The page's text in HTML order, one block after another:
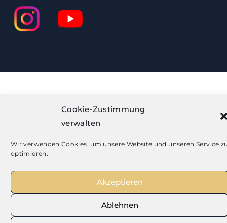
Cookie-Zustimmung
verwalten
Wir verwenden Cookies, um unsere Website und unseren Service
optimieren.
Akzeptieren
Ablehnen